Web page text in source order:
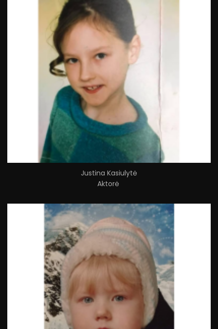
Justina Kasiulytė
Aktorė